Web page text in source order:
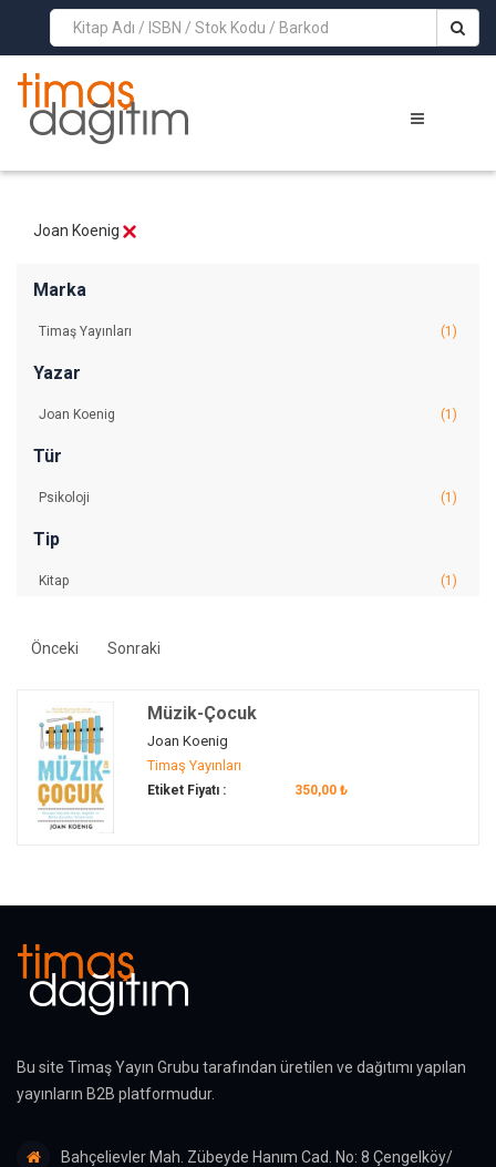
>
Joan Koenig
Marka
Timaş Yayınları (1)
Yazar
Joan Koenig (1)
Tür
Psikoloji (1)
Tip
Kitap (1)
Önceki Sonraki
Müzik-Çocuk
Joan Koenig
Timaş Yayınları
Etiket Fiyatı : 350,00 ₺
Bu site Timaş Yayın Grubu tarafından üretilen ve dağıtımı yapılan
yayınların B2B platformudur.
Bahçelievler Mah. Zübeyde Hanım Cad. No: 8 Çengelköy/